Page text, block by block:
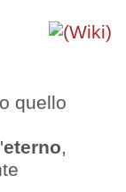
quello
eterno,